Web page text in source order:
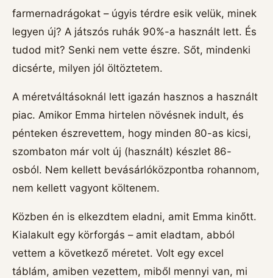
farmernadrágokat – úgyis térdre esik velük, minek
legyen új? A játszós ruhák 90%-a használt lett. És
tudod mit? Senki nem vette észre. Sőt, mindenki
dicsérte, milyen jól öltöztetem.
A méretváltásoknál lett igazán hasznos a használt
piac. Amikor Emma hirtelen növésnek indult, és
pénteken észrevettem, hogy minden 80-as kicsi,
szombaton már volt új (használt) készlet 86-
osból. Nem kellett bevásárlóközpontba rohannom,
nem kellett vagyont költenem.
Közben én is elkezdtem eladni, amit Emma kinőtt.
Kialakult egy körforgás – amit eladtam, abból
vettem a következő méretet. Volt egy excel
táblám, amiben vezettem, miből mennyi van, mi